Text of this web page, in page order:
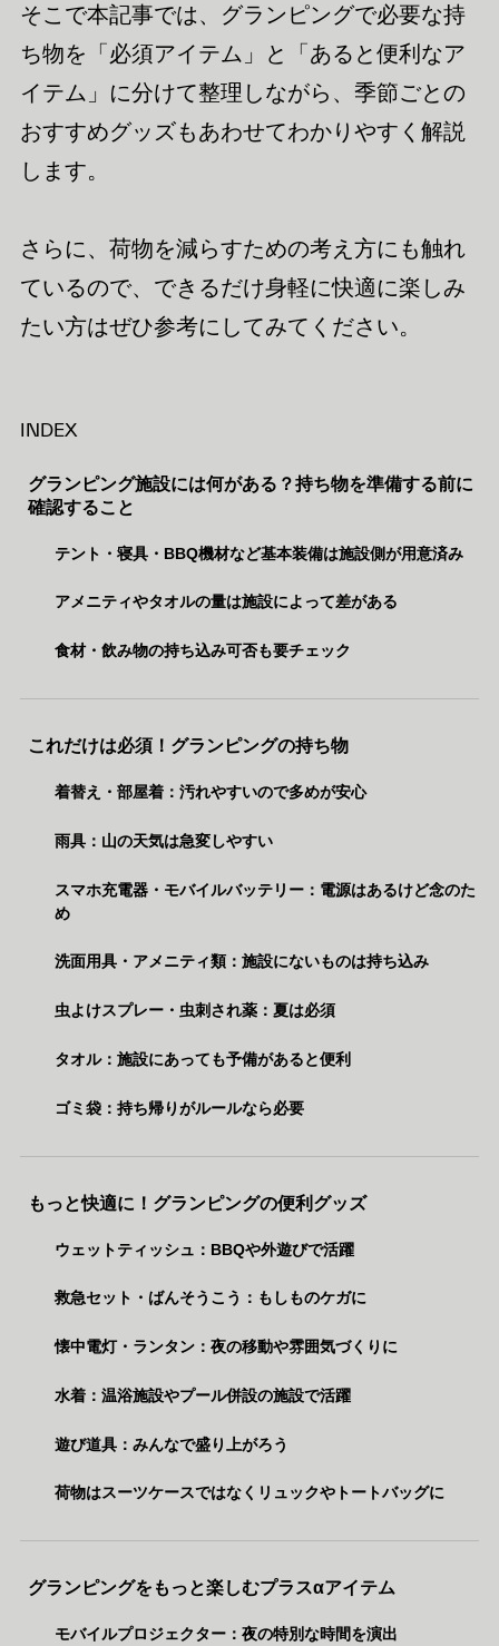
そこで本記事では、グランピングで必要な持
ち物を「必須アイテム」と「あると便利なア
イテム」に分けて整理しながら、季節ごとの
おすすめグッズもあわせてわかりやすく解説
します。
さらに、荷物を減らすための考え方にも触れ
ているので、できるだけ身軽に快適に楽しみ
たい方はぜひ参考にしてみてください。
INDEX
グランピング施設には何がある？持ち物を準備する前に
確認すること
テント・寝具・BBQ機材など基本装備は施設側が用意済み
アメニティやタオルの量は施設によって差がある
食材・飲み物の持ち込み可否も要チェック
これだけは必須！グランピングの持ち物
着替え・部屋着：汚れやすいので多めが安心
雨具：山の天気は急変しやすい
スマホ充電器・モバイルバッテリー：電源はあるけど念のた
め
洗面用具・アメニティ類：施設にないものは持ち込み
虫よけスプレー・虫刺され薬：夏は必須
タオル：施設にあっても予備があると便利
ゴミ袋：持ち帰りがルールなら必要
もっと快適に！グランピングの便利グッズ
ウェットティッシュ：BBQや外遊びで活躍
救急セット・ばんそうこう：もしものケガに
懐中電灯・ランタン：夜の移動や雰囲気づくりに
水着：温浴施設やプール併設の施設で活躍
遊び道具：みんなで盛り上がろう
荷物はスーツケースではなくリュックやトートバッグに
グランピングをもっと楽しむプラスαアイテム
モバイルプロジェクター：夜の特別な時間を演出